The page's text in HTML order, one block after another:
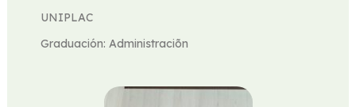
UNIPLAC
Graduación: Administraciõn